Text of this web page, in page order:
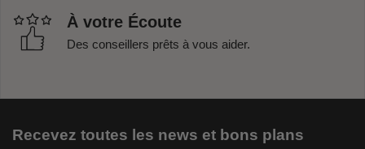
À votre Écoute
Des conseillers prêts à vous aider.
Recevez toutes les news et bons plans